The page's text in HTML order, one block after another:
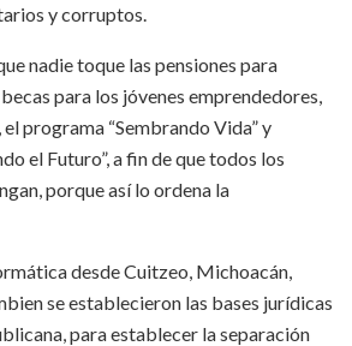
y corruptos.
nadie toque las pensiones para
para los jóvenes emprendedores,
programa “Sembrando Vida” y
el Futuro”, a fin de que todos los
porque así lo ordena la
desde Cuitzeo, Michoacán,
se establecieron las bases jurídicas
para establecer la separación